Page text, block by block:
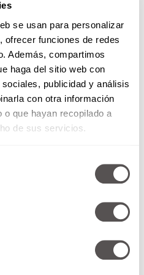
se usan para personalizar
ofrecer funciones de redes
Además, compartimos
haga del sitio web con
publicidad y análisis
con otra información
o que hayan recopilado a
de sus servicios.
de la piel y dan una
a suavizar líneas de
fabulosa mezcla, la
Vital Eyes, una
de ojos que se
un aplicador de 10 que
frío que ayuda a
la mirada.